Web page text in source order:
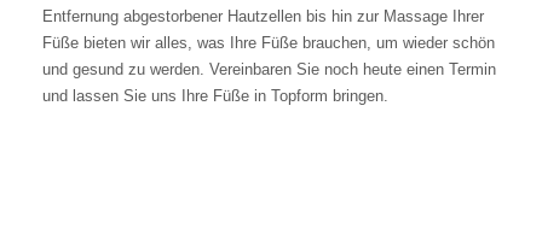
Entfernung abgestorbener Hautzellen bis hin zur Massage Ihrer
Füße bieten wir alles, was Ihre Füße brauchen, um wieder schön
und gesund zu werden. Vereinbaren Sie noch heute einen Termin
und lassen Sie uns Ihre Füße in Topform bringen.